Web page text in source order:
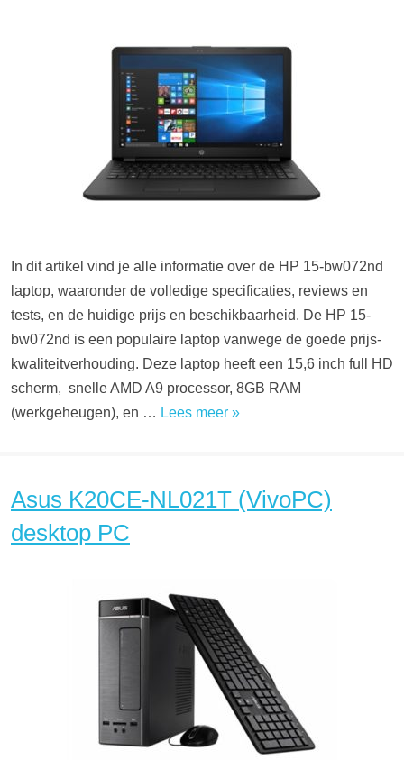
In dit artikel vind je alle informatie over de HP 15-bw072nd
laptop, waaronder de volledige specificaties, reviews en
tests, en de huidige prijs en beschikbaarheid. De HP 15-
bw072nd is een populaire laptop vanwege de goede prijs-
kwaliteitverhouding. Deze laptop heeft een 15,6 inch full HD
scherm, snelle AMD A9 processor, 8GB RAM
(werkgeheugen), en … Lees meer »
Asus K20CE-NL021T (VivoPC)
desktop PC